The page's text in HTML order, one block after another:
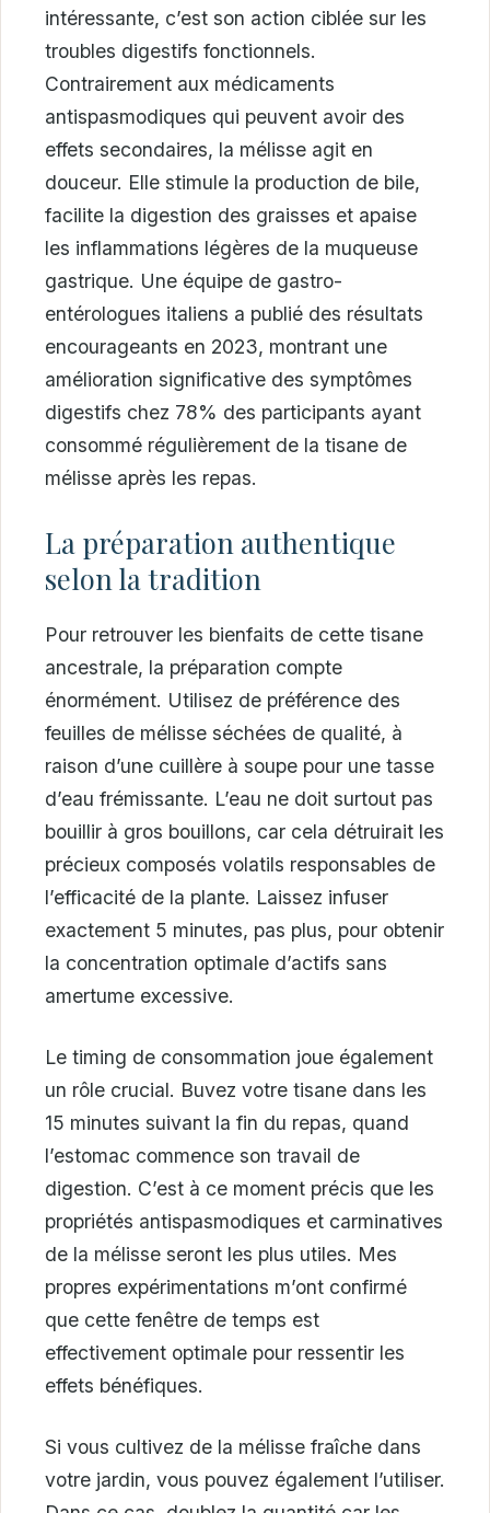
intéressante, c’est son action ciblée sur les
troubles digestifs fonctionnels.
Contrairement aux médicaments
antispasmodiques qui peuvent avoir des
effets secondaires, la mélisse agit en
douceur. Elle stimule la production de bile,
facilite la digestion des graisses et apaise
les inflammations légères de la muqueuse
gastrique. Une équipe de gastro-
entérologues italiens a publié des résultats
encourageants en 2023, montrant une
amélioration significative des symptômes
digestifs chez 78% des participants ayant
consommé régulièrement de la tisane de
mélisse après les repas.
La préparation authentique
selon la tradition
Pour retrouver les bienfaits de cette tisane
ancestrale, la préparation compte
énormément. Utilisez de préférence des
feuilles de mélisse séchées de qualité, à
raison d’une cuillère à soupe pour une tasse
d’eau frémissante. L’eau ne doit surtout pas
bouillir à gros bouillons, car cela détruirait les
précieux composés volatils responsables de
l’efficacité de la plante. Laissez infuser
exactement 5 minutes, pas plus, pour obtenir
la concentration optimale d’actifs sans
amertume excessive.
Le timing de consommation joue également
un rôle crucial. Buvez votre tisane dans les
15 minutes suivant la fin du repas, quand
l’estomac commence son travail de
digestion. C’est à ce moment précis que les
propriétés antispasmodiques et carminatives
de la mélisse seront les plus utiles. Mes
propres expérimentations m’ont confirmé
que cette fenêtre de temps est
effectivement optimale pour ressentir les
effets bénéfiques.
Si vous cultivez de la mélisse fraîche dans
votre jardin, vous pouvez également l’utiliser.